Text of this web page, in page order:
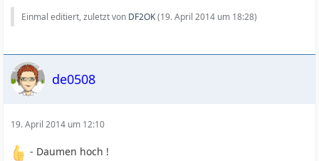
Einmal editiert, zuletzt von DF2OK(19. April 2014 um 18:28)
de0508
19. April 2014 um 12:10
- Daumen hoch !